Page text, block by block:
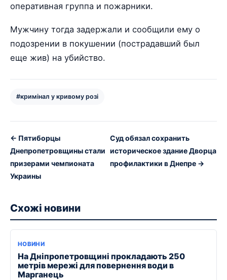
оперативная группа и пожарники.
Мужчину тогда задержали и сообщили ему о
подозрении в покушении (пострадавший был
еще жив) на убийство.
#кримінал у кривому розі
← Пятиборцы
Днепропетровщины стали
призерами чемпионата
Украины
Суд обязал сохранить
историческое здание Дворца
профилактики в Днепре →
Схожі новини
НОВИНИ
На Дніпропетровщині прокладають 250
метрів мережі для повернення води в
Марганець